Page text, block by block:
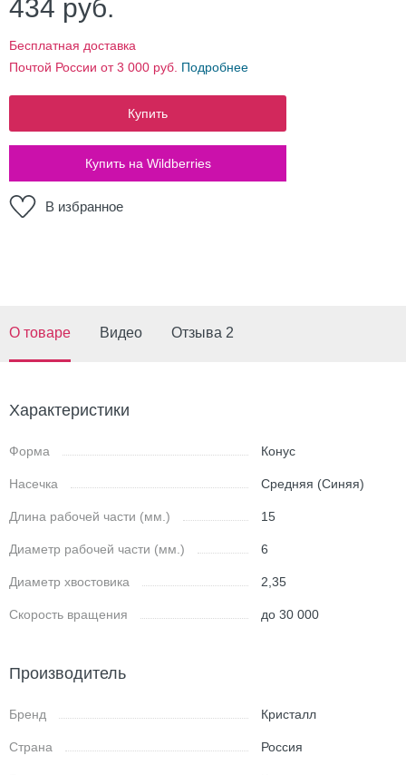
434 руб.
Бесплатная доставка
Почтой России от 3 000 руб. Подробнее
Купить
Купить на Wildberries
В избранное
О товаре Видео Отзыва 2
Характеристики
Форма Конус
Насечка Средняя (Синяя)
Длина рабочей части (мм.) 15
Диаметр рабочей части (мм.) 6
Диаметр хвостовика 2,35
Скорость вращения до 30 000
Производитель
Бренд Кристалл
Страна Россия